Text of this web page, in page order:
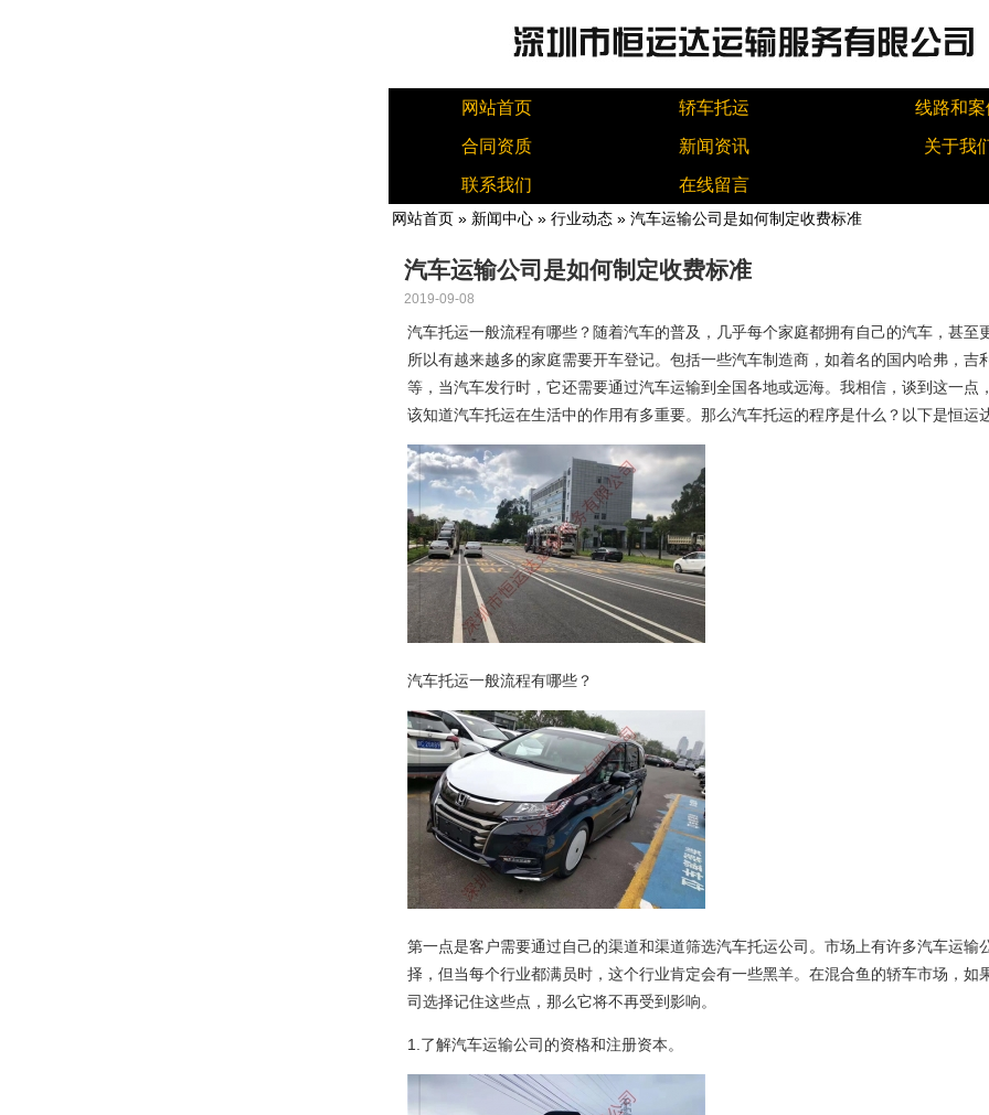
网站首页 轿车托运 线路和案
合同资质 新闻资讯 关于我
联系我们 在线留言
网站首页 » 新闻中心 » 行业动态 » 汽车运输公司是如何制定收费标准
汽车运输公司是如何制定收费标准
2019-09-08
汽车托运一般流程有哪些？随着汽车的普及，几乎每个家庭都拥有自己的汽车，甚至
所以有越来越多的家庭需要开车登记。包括一些汽车制造商，如着名的国内哈弗，吉
等，当汽车发行时，它还需要通过汽车运输到全国各地或远海。我相信，谈到这一点
该知道汽车托运在生活中的作用有多重要。那么汽车托运的程序是什么？以下是恒运
汽车托运一般流程有哪些？
第一点是客户需要通过自己的渠道和渠道筛选汽车托运公司。市场上有许多汽车运输
择，但当每个行业都满员时，这个行业肯定会有一些黑羊。在混合鱼的轿车市场，如
司选择记住这些点，那么它将不再受到影响。
1.了解汽车运输公司的资格和注册资本。